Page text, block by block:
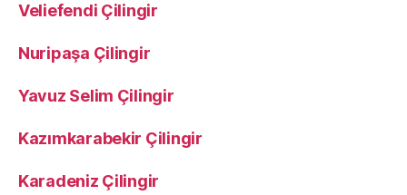
Veliefendi Çilingir
Nuripaşa Çilingir
Yavuz Selim Çilingir
Kazımkarabekir Çilingir
Karadeniz Çilingir